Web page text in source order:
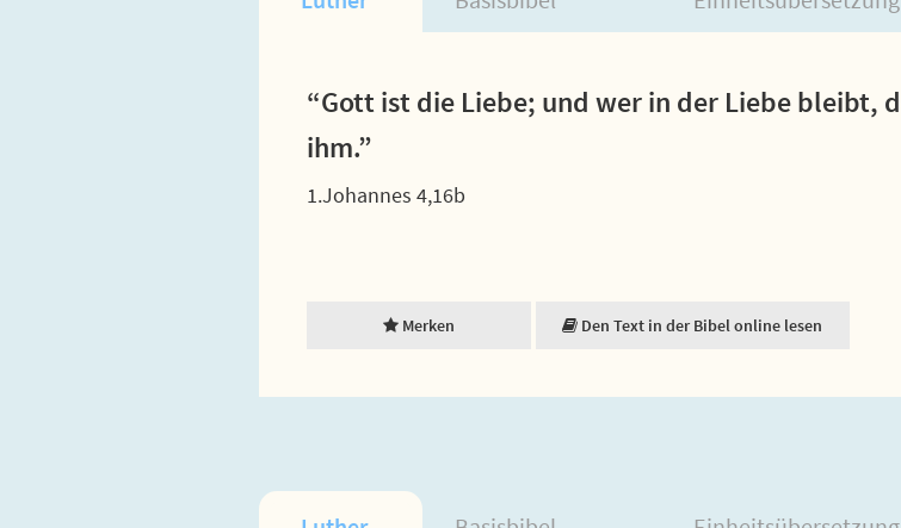
“Gott ist die Liebe; und wer in der Liebe bleibt,
ihm.”
1.Johannes 4,16b
Merken Den Text in der Bibel online lesen